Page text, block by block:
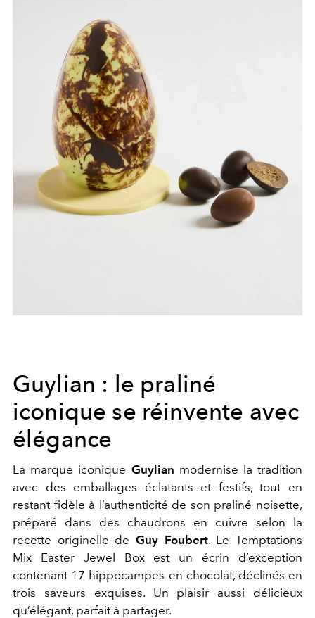
Guylian : le praliné
iconique se réinvente avec
élégance
La marque iconique Guylian modernise la tradition
avec des emballages éclatants et festifs, tout en
restant fidèle à l’authenticité de son praliné noisette,
préparé dans des chaudrons en cuivre selon la
recette originelle de Guy Foubert. Le Temptations
Mix Easter Jewel Box est un écrin d’exception
contenant 17 hippocampes en chocolat, déclinés en
trois saveurs exquises. Un plaisir aussi délicieux
qu’élégant, parfait à partager.